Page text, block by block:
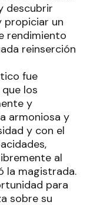
descubrir
propiciar un
rendimiento
reinserción
fue
los
y
armoniosa y
y con el
al
la magistrada.
para
sobre su